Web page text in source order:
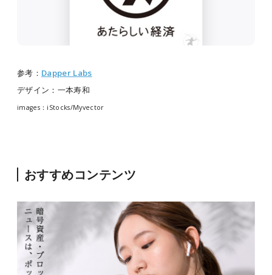
参考： Dapper Labs
デザイン：一本寿和
images：iStocks/Myvector
おすすめコンテンツ